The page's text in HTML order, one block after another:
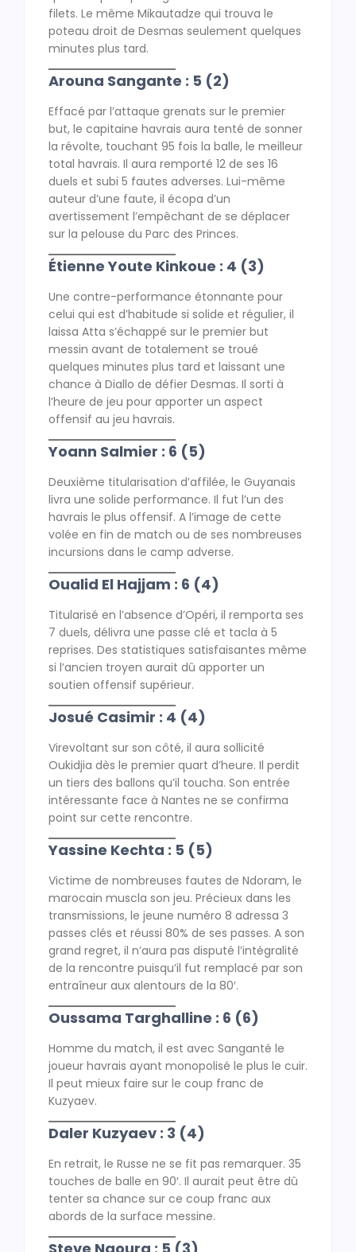
filets. Le même Mikautadze qui trouva le
poteau droit de Desmas seulement quelques
minutes plus tard.
Arouna Sangante : 5 (2)
Effacé par l’attaque grenats sur le premier
but, le capitaine havrais aura tenté de sonner
la révolte, touchant 95 fois la balle, le meilleur
total havrais. Il aura remporté 12 de ses 16
duels et subi 5 fautes adverses. Lui-même
auteur d’une faute, il écopa d’un
avertissement l’empêchant de se déplacer
sur la pelouse du Parc des Princes.
Étienne Youte Kinkoue : 4 (3)
Une contre-performance étonnante pour
celui qui est d’habitude si solide et régulier, il
laissa Atta s’échappé sur le premier but
messin avant de totalement se troué
quelques minutes plus tard et laissant une
chance à Diallo de défier Desmas. Il sorti à
l’heure de jeu pour apporter un aspect
offensif au jeu havrais.
Yoann Salmier : 6 (5)
Deuxième titularisation d’affilée, le Guyanais
livra une solide performance. Il fut l’un des
havrais le plus offensif. A l’image de cette
volée en fin de match ou de ses nombreuses
incursions dans le camp adverse.
Oualid El Hajjam : 6 (4)
Titularisé en l’absence d’Opéri, il remporta ses
7 duels, délivra une passe clé et tacla à 5
reprises. Des statistiques satisfaisantes même
si l’ancien troyen aurait dû apporter un
soutien offensif supérieur.
Josué Casimir : 4 (4)
Virevoltant sur son côté, il aura sollicité
Oukidjia dès le premier quart d’heure. Il perdit
un tiers des ballons qu’il toucha. Son entrée
intéressante face à Nantes ne se confirma
point sur cette rencontre.
Yassine Kechta : 5 (5)
Victime de nombreuses fautes de Ndoram, le
marocain muscla son jeu. Précieux dans les
transmissions, le jeune numéro 8 adressa 3
passes clés et réussi 80% de ses passes. A son
grand regret, il n’aura pas disputé l’intégralité
de la rencontre puisqu’il fut remplacé par son
entraîneur aux alentours de la 80′.
Oussama Targhalline : 6 (6)
Homme du match, il est avec Sanganté le
joueur havrais ayant monopolisé le plus le cuir.
Il peut mieux faire sur le coup franc de
Kuzyaev.
Daler Kuzyaev : 3 (4)
En retrait, le Russe ne se fit pas remarquer. 35
touches de balle en 90′. Il aurait peut être dû
tenter sa chance sur ce coup franc aux
abords de la surface messine.